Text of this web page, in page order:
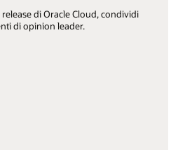
di Oracle Cloud, condividi
di opinion leader.